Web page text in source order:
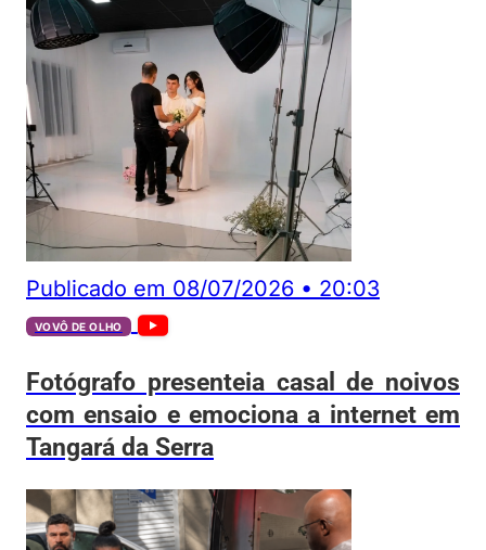
Publicado em 08/07/2026 • 20:03
VOVÔ DE OLHO
Fotógrafo presenteia casal de noivos
com ensaio e emociona a internet em
Tangará da Serra